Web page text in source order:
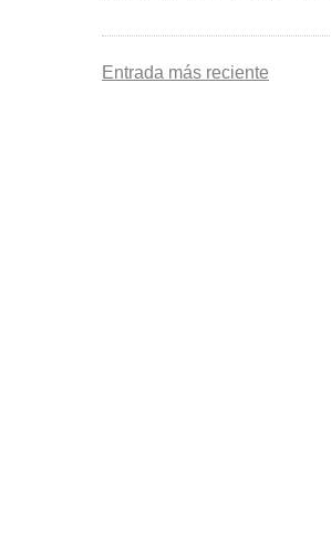
Entrada más reciente